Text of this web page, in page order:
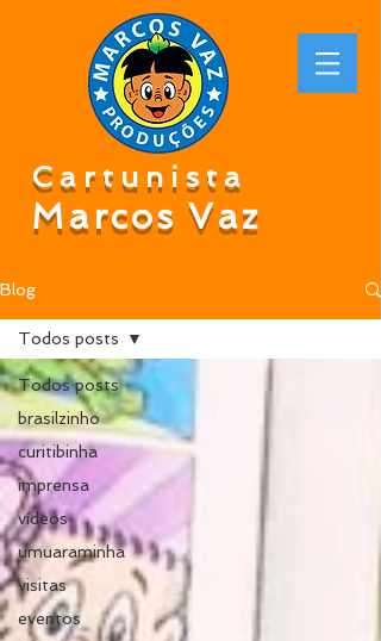
Cartunista
Marcos Vaz
Blog
Todos posts
brasilzinho
curitibinha
imprensa
vídeos
umuaraminha
visitas
eventos
Todos posts